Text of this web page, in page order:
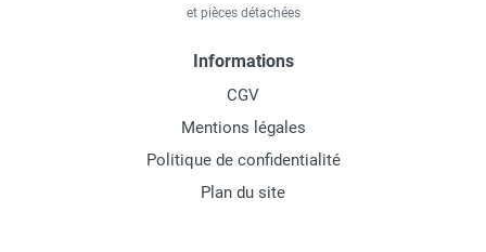
et pièces détachées
Informations
CGV
Mentions légales
Politique de confidentialité
Plan du site